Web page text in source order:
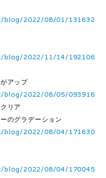
blog/2022/08/01/131632
blog/2022/11/14/192106
アップ
blog/2022/08/05/093916
リア
のグラデーション
blog/2022/08/04/171630
blog/2022/08/04/170045